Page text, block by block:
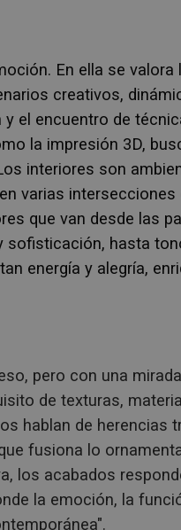
En ella se valora
creativos,
el encuentro de
la impresión 3D,
interiores son
varias
que van desde las
hasta
energía y alegría,
pero con una
de texturas,
hablan de herencias
fusiona lo
los acabados
la emoción, la